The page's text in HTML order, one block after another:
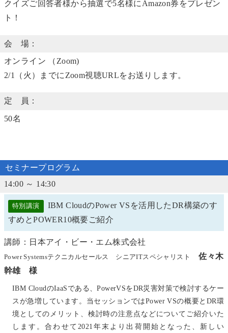
クイズご回答者様から抽選で5名様にAmazon券をプレゼン
ト！
会 場：
オンライン （Zoom)
2/1（火）までにZoom視聴URLをお送りします。
定 員：
50名
セミナープログラム
14:00 ～ 14:30
特別講演
IBM CloudのPower VSを活用したDR構築のす
すめとPOWER10概要ご紹介
講師：日本アイ・ビー・エム株式会社
Power Systemsテクニカルセールス シニアITスペシャリスト
佐々木
幹雄 様
IBM CloudのIaaSである、PowerVSをDR災害対策で検討するケー
スが急増しています。当セッションではPower VSの概要とDR環
境としてのメリット、検討時の注意点などについてご紹介いた
します。合わせて2021年末より出荷開始となった、新しい